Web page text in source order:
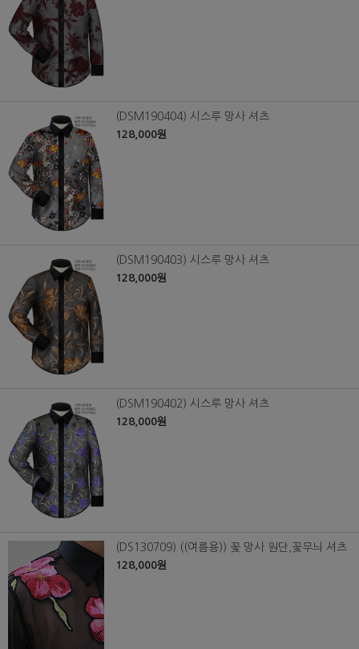
(DSM190404) 시스루 망사 셔츠
128,000원
(DSM190403) 시스루 망사 셔츠
128,000원
(DSM190402) 시스루 망사 셔츠
128,000원
(DS130709) ((여름용)) 꽃 망사 원단,꽃무늬 셔츠
128,000원